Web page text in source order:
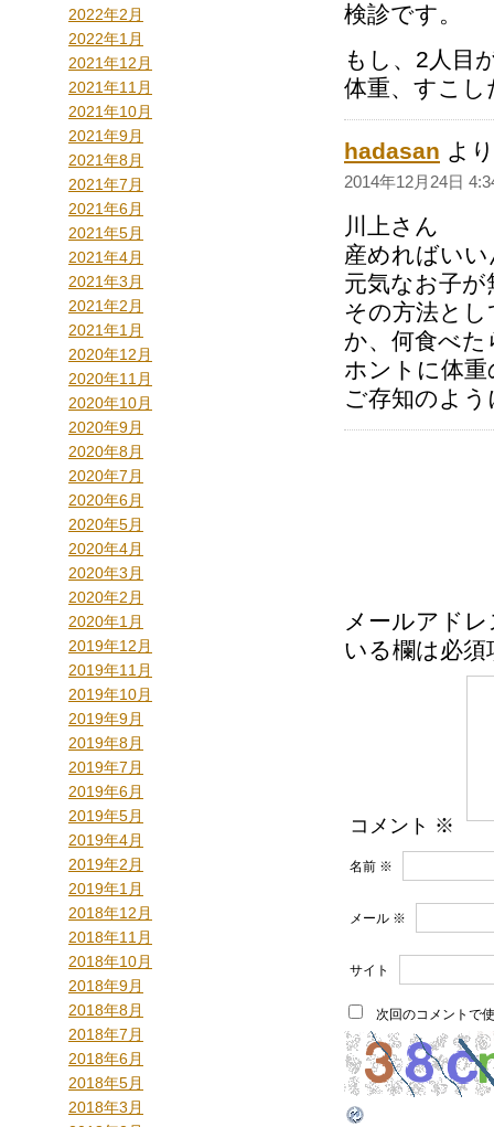
2022年2月
2022年1月
2021年12月
2021年11月
2021年10月
2021年9月
2021年8月
2021年7月
2021年6月
2021年5月
2021年4月
2021年3月
2021年2月
2021年1月
2020年12月
2020年11月
2020年10月
2020年9月
2020年8月
2020年7月
2020年6月
2020年5月
2020年4月
2020年3月
2020年2月
2020年1月
2019年12月
2019年11月
2019年10月
2019年9月
2019年8月
2019年7月
2019年6月
2019年5月
2019年4月
2019年2月
2019年1月
2018年12月
2018年11月
2018年10月
2018年9月
2018年8月
2018年7月
2018年6月
2018年5月
2018年3月
検診です。
もし、2人目
体重、すこ
hadasan よ
2014年12月24日
川上さん
産めればい
元気なお子
その方法と
か、何食べ
ホントに体
ご存知のよ
メールアド
いる欄は必須
コメント ※
名前 ※
メール ※
サイト
次回のコメントで